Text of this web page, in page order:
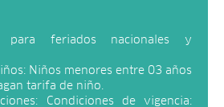
para feriados nacionales y
Niños menores entre 03 años
tarifa de niño.
Condiciones de vigencia: